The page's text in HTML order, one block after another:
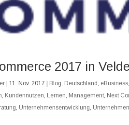
2017 in
| 11. Nov. 2017 | Blog Deutschland eBusiness
Kundennutzen Lernen Management Next
Unternehmensentwicklung